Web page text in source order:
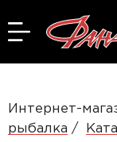
Интернет-
рыбалка